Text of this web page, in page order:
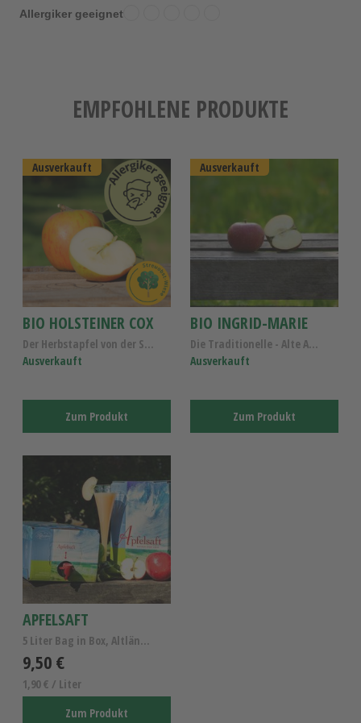
Allergiker geeignet
EMPFOHLENE PRODUKTE
Ausverkauft
BIO HOLSTEINER COX
Der Herbstapfel von der Streuobstwiese - Bio Apfel...
Ausverkauft
Zum Produkt
Ausverkauft
BIO INGRID-MARIE
Die Traditionelle - Alte Apfelsorte Kl.I
Ausverkauft
Zum Produkt
APFELSAFT
5 Liter Bag in Box, Altländer Apfelsaft naturtrüb
9,50 €
1,90 € / Liter
Zum Produkt